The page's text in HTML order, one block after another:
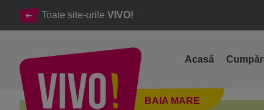
Toate site-urile VIVO!
BAIA MARE
Acasă
JOACĂ, MAGIE ȘI SURPRIZE LA VIVO!